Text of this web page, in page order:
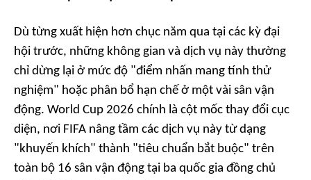
Dù từng xuất hiện hơn chục năm qua tại các kỳ đại
hội trước, những không gian và dịch vụ này thường
chỉ dừng lại ở mức độ "điểm nhấn mang tính thử
nghiệm" hoặc phân bổ hạn chế ở một vài sân vận
động. World Cup 2026 chính là cột mốc thay đổi cục
diện, nơi FIFA nâng tầm các dịch vụ này từ dạng
"khuyến khích" thành "tiêu chuẩn bắt buộc" trên
toàn bộ 16 sân vận động tại ba quốc gia đồng chủ